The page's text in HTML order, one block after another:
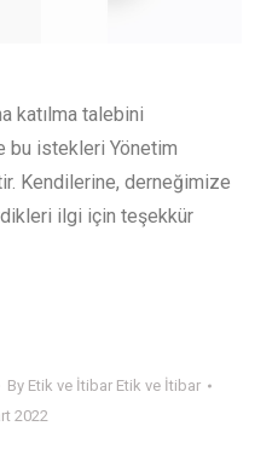
katılma talebini
bu istekleri Yönetim
Kendilerine, derneğimize
ilgi için teşekkür
By Etik ve İtibar Etik ve İtibar
2022